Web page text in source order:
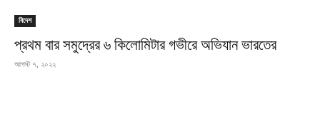
বিদেশ
প্রথম বার সমুদ্রের ৬ কিলোমিটার গভীরে অভিযান ভারতের
আগস্ট ৭, ২০২২